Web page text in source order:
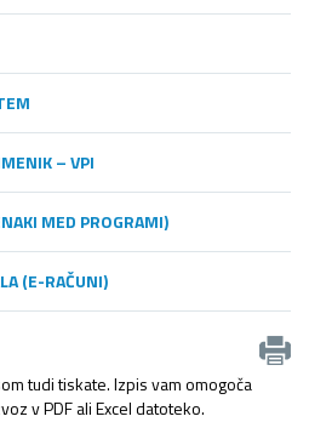
– VPI
MED PROGRAMI)
(E-RAČUNI)
tudi tiskate. Izpis vam omogoča
v PDF ali Excel datoteko.